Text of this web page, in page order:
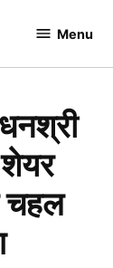
Menu
शेयर
चहल